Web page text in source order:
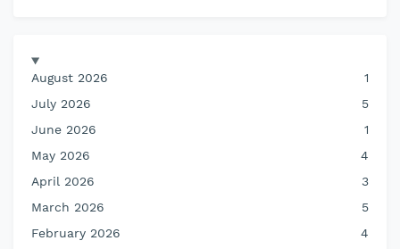
August 2026
1
July 2026
5
June 2026
1
May 2026
4
April 2026
3
March 2026
5
February 2026
4